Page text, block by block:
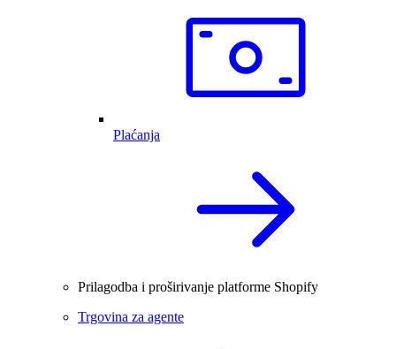
Plaćanja
Prilagodba i proširivanje platforme Shopify
Trgovina za agente